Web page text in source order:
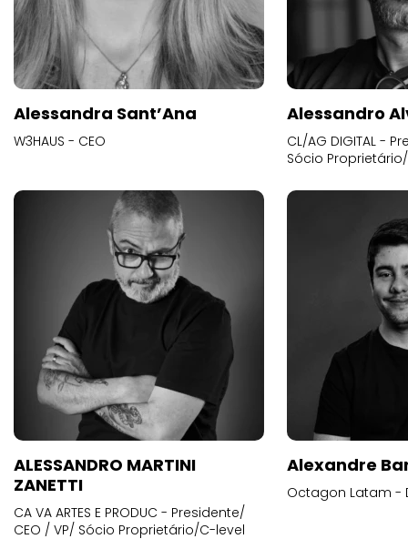
Alessandra Sant’Ana
W3HAUS - CEO
Alessandro
CL/AG DIGITAL -
Sócio
ALESSANDRO MARTINI
ZANETTI
CA VA ARTES E PRODUC - Presidente/
CEO / VP/ Sócio Proprietário/C-level
Alexandre
Octagon Latam -